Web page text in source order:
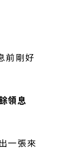
前剛好
領息
一張來